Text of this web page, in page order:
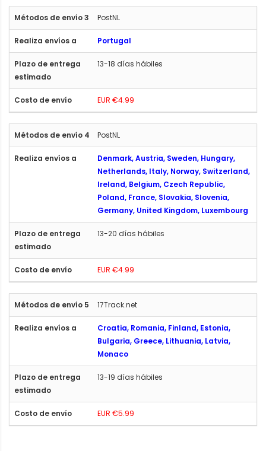
PostNL
Portugal
13-18 días hábiles
EUR €4.99
PostNL
Denmark, Austria, Sweden, Hungary,
Netherlands, Italy, Norway, Switzerland,
Ireland, Belgium, Czech Republic,
Poland, France, Slovakia, Slovenia,
Germany, United Kingdom, Luxembourg
13-20 días hábiles
EUR €4.99
17Track.net
Croatia, Romania, Finland, Estonia,
Bulgaria, Greece, Lithuania, Latvia,
Monaco
13-19 días hábiles
EUR €5.99